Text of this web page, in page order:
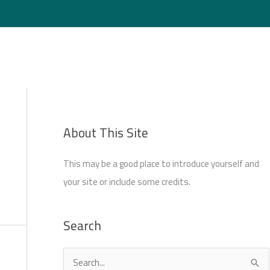
About This Site
This may be a good place to introduce yourself and
your site or include some credits.
Search